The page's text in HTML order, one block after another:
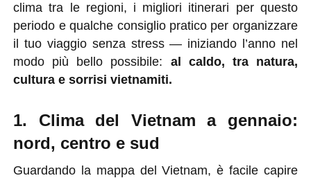
3.1.Nord del Vietnam – cultura, montagne e
natura
3.2.Centro del Vietnam – città storiche e
mare tranquillo
3.3.Sud del Vietnam – sole, isole e vita
4.1. Il Capodanno lunare vietnamita
clima tra le regioni, i migliori itinerari per questo
periodo e qualche consiglio pratico per organizzare
il tuo viaggio senza stress — iniziando l’anno nel
modo più bello possibile: al caldo, tra natura,
cultura e sorrisi vietnamiti.
1. Clima del Vietnam a gennaio:
nord, centro e sud
Guardando la mappa del Vietnam, è facile capire